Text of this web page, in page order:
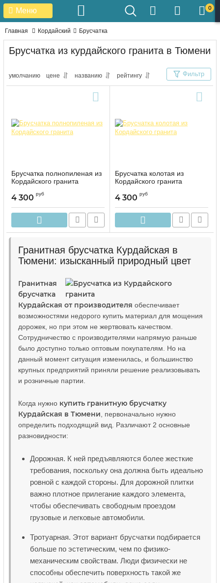
Меню 0
Главная Кордайский Брусчатка
Брусчатка из курдайского гранита в Тюмени
умолчанию цене названию рейтингу Фильтр
Брусчатка полнопиленая из
Кордайского гранита
4 300 руб
Брусчатка колотая из
Кордайского гранита
4 300 руб
Гранитная брусчатка Курдайская в
Тюмени: изысканный природный цвет
Гранитная
брусчатка
Курдайская от производителя обеспечивает
возможностями недорого купить материал для мощения
дорожек, но при этом не жертвовать качеством.
Сотрудничество с производителями напрямую раньше
было доступно только оптовым покупателям. Но на
данный момент ситуация изменилась, и большинство
крупных предприятий приняли решение реализовывать
и розничные партии.
Когда нужно купить гранитную брусчатку
Курдайская в Тюмени , первоначально нужно
определить подходящий вид. Различают 2 основные
разновидности:
Дорожная. К ней предъявляются более жесткие
требования, поскольку она должна быть идеально
ровной с каждой стороны. Для дорожной плитки
важно плотное прилегание каждого элемента,
чтобы обеспечивать свободным проездом
грузовые и легковые автомобили.
Тротуарная. Этот вариант брусчатки подбирается
больше по эстетическим, чем по физико-
механическим свойствам. Люди физически не
способны обеспечить поверхность такой же